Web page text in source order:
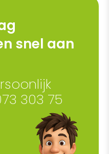
snel aan
303 75